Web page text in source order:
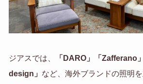
ジアスでは、
「DARO」「Zafferano
design」 など、海外ブランドの照明